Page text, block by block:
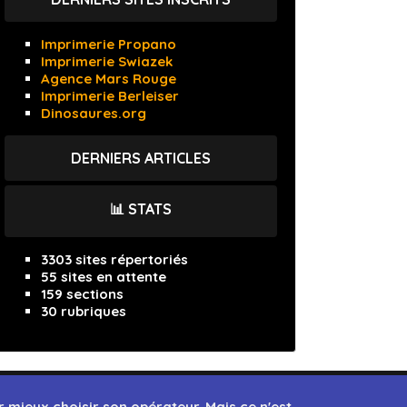
Imprimerie Propano
Imprimerie Swiazek
Agence Mars Rouge
Imprimerie Berleiser
Dinosaures.org
DERNIERS ARTICLES
📊 STATS
3303 sites répertoriés
55 sites en attente
159 sections
30 rubriques